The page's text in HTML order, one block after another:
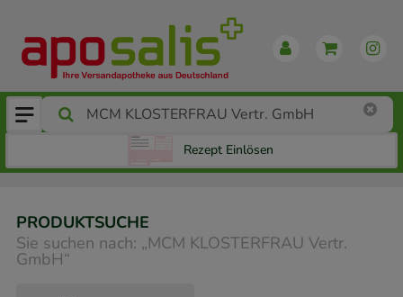
Rezept Einlösen
PRODUKTSUCHE
Sie suchen nach: „MCM KLOSTERFRAU Vertr.
GmbH“